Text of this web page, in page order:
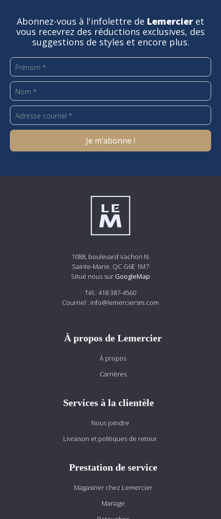
Abonnez-vous à l'infolettre de Lemercier et
vous recevrez des réductions exclusives, des
suggestions de styles et encore plus.
1088, boulevard Vachon N.
Sainte-Marie, QC G6E 1M7
Situé nous sur GoogleMap
Tél.: 418 387-4560
Courriel : info@lemerciersm.com
À propos de Lemercier
À propos
Carrières
Services à la clientèle
Nous joindre
Livraison et politiques de retour
Prestation de service
Magasiner chez Lemercier
Mariage